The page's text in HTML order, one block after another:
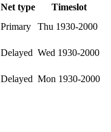
Net type
Timeslot
Primary
Thu 1930-2000
Delayed Wed 1930-2000
Delayed Mon 1930-2000